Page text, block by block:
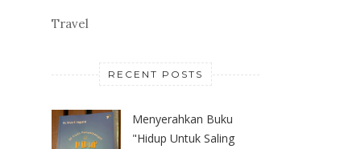
Travel
RECENT POSTS
Menyerahkan Buku
"Hidup Untuk Saling